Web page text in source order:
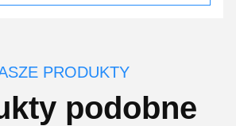
PRODUKTY
podobne